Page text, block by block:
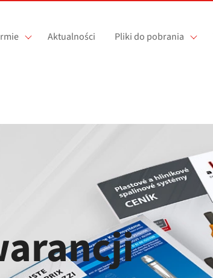
Aktualności Pliki do pobrania